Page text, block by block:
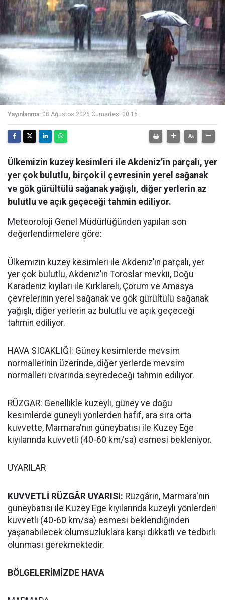
Yayınlanma: 08 Ağustos 2026 Cumartesi 00:16
Ülkemizin kuzey kesimleri ile Akdeniz’in parçalı, yer
yer çok bulutlu, birçok il çevresinin yerel sağanak
ve gök gürültülü sağanak yağışlı, diğer yerlerin az
bulutlu ve açık geçeceği tahmin ediliyor.
Meteoroloji Genel Müdürlüğünden yapılan son
değerlendirmelere göre:
Ülkemizin kuzey kesimleri ile Akdeniz’in parçalı, yer
yer çok bulutlu, Akdeniz’in Toroslar mevkii, Doğu
Karadeniz kıyıları ile Kırklareli, Çorum ve Amasya
çevrelerinin yerel sağanak ve gök gürültülü sağanak
yağışlı, diğer yerlerin az bulutlu ve açık geçeceği
tahmin ediliyor.
HAVA SICAKLIĞI: Güney kesimlerde mevsim
normallerinin üzerinde, diğer yerlerde mevsim
normalleri civarında seyredeceği tahmin ediliyor.
RÜZGAR: Genellikle kuzeyli, güney ve doğu
kesimlerde güneyli yönlerden hafif, ara sıra orta
kuvvette, Marmara'nın güneybatısı ile Kuzey Ege
kıyılarında kuvvetli (40-60 km/sa) esmesi bekleniyor.
UYARILAR
KUVVETLİ RÜZGÂR UYARISI: Rüzgârın, Marmara'nın
güneybatısı ile Kuzey Ege kıyılarında kuzeyli yönlerden
kuvvetli (40-60 km/sa) esmesi beklendiğinden
yaşanabilecek olumsuzluklara karşı dikkatli ve tedbirli
olunması gerekmektedir.
BÖLGELERİMİZDE HAVA